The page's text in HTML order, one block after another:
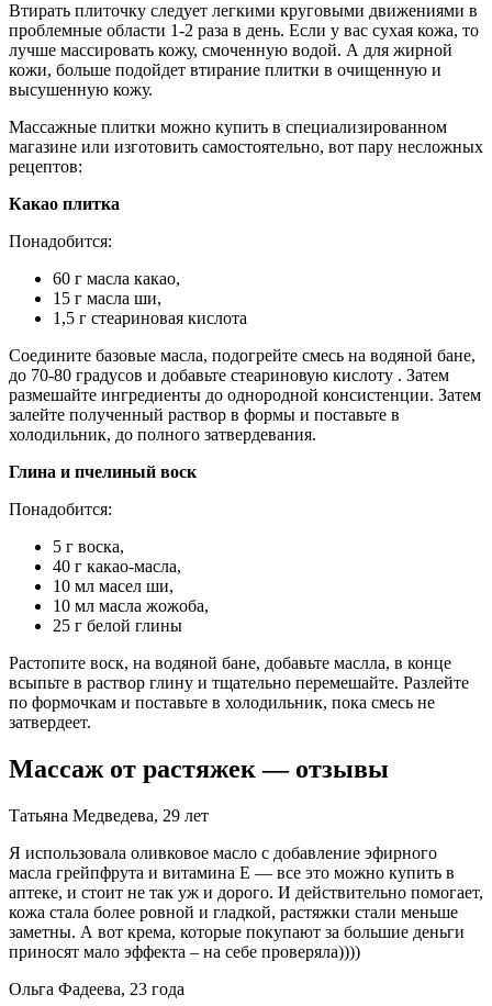
Втирать плиточку следует легкими круговыми движениями в
проблемные области 1-2 раза в день. Если у вас сухая кожа, то
лучше массировать кожу, смоченную водой. А для жирной
кожи, больше подойдет втирание плитки в очищенную и
высушенную кожу.
Массажные плитки можно купить в специализированном
магазине или изготовить самостоятельно, вот пару несложных
рецептов:
Какао плитка
Понадобится:
60 г масла какао,
15 г масла ши,
1,5 г стеариновая кислота
Соедините базовые масла, подогрейте смесь на водяной бане,
до 70-80 градусов и добавьте стеариновую кислоту . Затем
размешайте ингредиенты до однородной консистенции. Затем
залейте полученный раствор в формы и поставьте в
холодильник, до полного затвердевания.
Глина и пчелиный воск
Понадобится:
5 г воска,
40 г какао-масла,
10 мл масел ши,
10 мл масла жожоба,
25 г белой глины
Растопите воск, на водяной бане, добавьте маслла, в конце
всыпьте в раствор глину и тщательно перемешайте. Разлейте
по формочкам и поставьте в холодильник, пока смесь не
затвердеет.
Массаж от растяжек — отзывы
Татьяна Μедведева, 29 лет
Я использовала оливковое масло с добавление эфирного
масла грейпфрута и витамина Е — все это можно купить в
аптеке, и стоит не так уж и дорого. И действительно помогает,
кожа стала более ровной и гладкой, растяжки стали меньше
заметны. А вот крема, которые покупают за большие деньги
приносят мало эффекта – на себе проверяла))))
Ольга Фадеева, 23 года